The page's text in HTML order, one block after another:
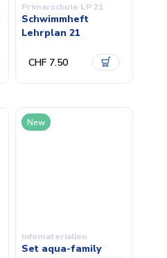
Primarschule LP 21
Schwimmheft
Lehrplan 21
CHF 7.50
New
Infomaterialien
Set aqua-family